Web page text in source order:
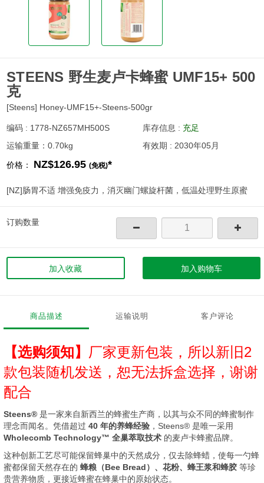
STEENS 野生麦卢卡蜂蜜 UMF15+ 500
克
[Steens] Honey-UMF15+-Steens-500gr
编码 : 1778-NZ657MH500S 库存信息 : 充足
运输重量：0.70kg
有效期 : 2030年05月
价格： NZ$126.95 (免税)*
[NZ]肠胃不适 增强免疫力，消灭幽门螺旋杆菌，低温处理野生原蜜
订购数量
加入收藏 加入购物车
商品描述 运输说明 客户评论
【选购须知】 厂家更新包装，所以新旧2
款包装随机发送，恕无法拆盒选择，谢谢
配合
Steens® 是一家来自新西兰的蜂蜜生产商，以其与众不同的蜂蜜制作
理念而闻名。凭借超过 40 年的养蜂经验 ，Steens® 是唯一采用
Wholecomb Technology™ 全巢萃取技术 的麦卢卡蜂蜜品牌。
这种创新工艺尽可能保留蜂巢中的天然成分，仅去除蜂蜡，使每一勺蜂
蜜都保留天然存在的 蜂粮（Bee Bread）、花粉、蜂王浆和蜂胶 等珍
贵营养物质，更接近蜂蜜在蜂巢中的原始状态。